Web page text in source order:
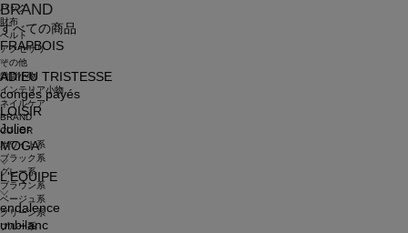
BRAND
すべての商品
FRAPBOIS
ADIEU TRISTESSE
congés payés
LOISIR
Julier
MOGA
L'EQUIPE
endalence
unbilanc
バッグ
財布
ベルト
アクセサリ
その他
雑貨小物
インテリア小物
ネイルケア
BRAND
COLOR
ホワイト系
ブラック系
グレー系
ブラウン系
ベージュ系
グリーン系
ブルー系